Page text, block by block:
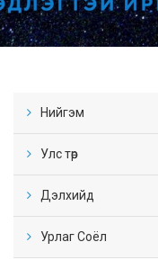
Нийгэм
Улс төр
Дэлхийд
Урлаг Соёл